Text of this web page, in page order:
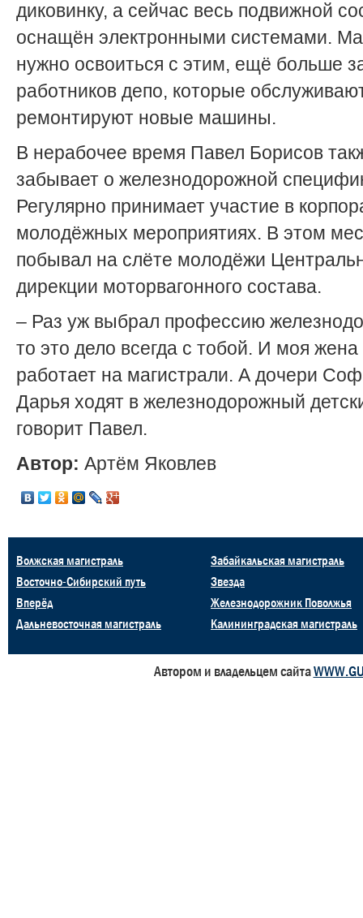
диковинку, а сейчас весь подвижной
оснащён электронными системами.
нужно освоиться с этим, ещё больше
работников депо, которые
ремонтируют новые машины.
В нерабочее время Павел Борисов
забывает о железнодорожной
Регулярно принимает участие в
молодёжных мероприятиях. В этом
побывал на слёте молодёжи
дирекции моторвагонного состава.
– Раз уж выбрал профессию
то это дело всегда с тобой. И моя жена
работает на магистрали. А дочери
Дарья ходят в железнодорожный
говорит Павел.
Автор: Артём Яковлев
Волжская магистраль
Восточно-Сибирский путь
Вперёд
Дальневосточная магистраль
Забайкальская магистраль
Звезда
Железнодорожник Поволжья
Калининградская магистраль
Автором и владельцем сайта